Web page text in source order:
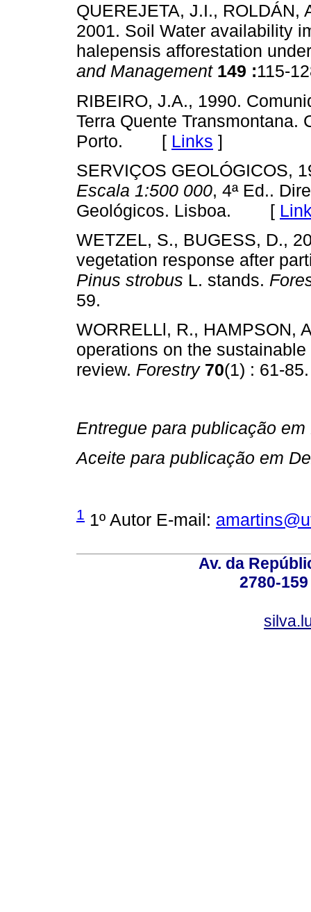
QUEREJETA, J.I., ROLDÁN,
2001. Soil Water availability
halepensis afforestation
and Management 149 :
RIBEIRO, J.A., 1990.
Terra Quente Transmontana.
Porto. [ Links ]
SERVIÇOS GEOLÓGICOS,
Escala 1:500 000, 4ª Ed..
Geológicos. Lisboa. [
WETZEL, S., BUGESS, D.,
vegetation response after
Pinus strobus L. stands.
59.
WORRELLl, R., HAMPSON,
operations on the
review. Forestry 70(1) : 61-85.
Entregue para publicação
Aceite para publicação em
1 1º Autor E-mail:
Av. da
2780-